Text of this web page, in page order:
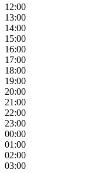
12:00
13:00
14:00
15:00
16:00
17:00
18:00
19:00
20:00
21:00
22:00
23:00
00:00
01:00
02:00
03:00